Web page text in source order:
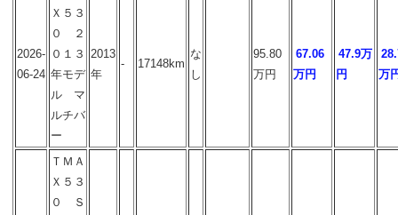
2026-
06-24
Ｘ５３
０ ２
０１３
年モデ
ル マ
ルチバ
ー
2013
年
- 17148km
な
し
95.80
万円
67.06
万円
47.9万
円
万
ＴＭＡ
Ｘ５３
０ Ｓ